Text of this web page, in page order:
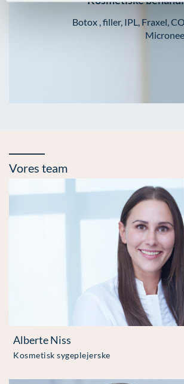
Botox , filler, IPL, Fraxel,
Vores team
Alberte Niss
Kosmetisk sygeplejerske